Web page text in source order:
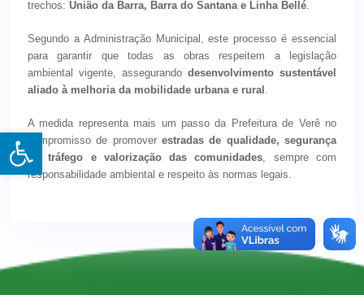
Open toolbar
trechos: União da Barra, Barra do Santana e Linha Bellé.
Segundo a Administração Municipal, este processo é essencial
para garantir que todas as obras respeitem a legislação
ambiental vigente, assegurando desenvolvimento sustentável
aliado à melhoria da mobilidade urbana e rural .
A medida representa mais um passo da Prefeitura de Verê no
compromisso de promover estradas de qualidade, segurança
no tráfego e valorização das comunidades, sempre com
responsabilidade ambiental e respeito às normas legais.